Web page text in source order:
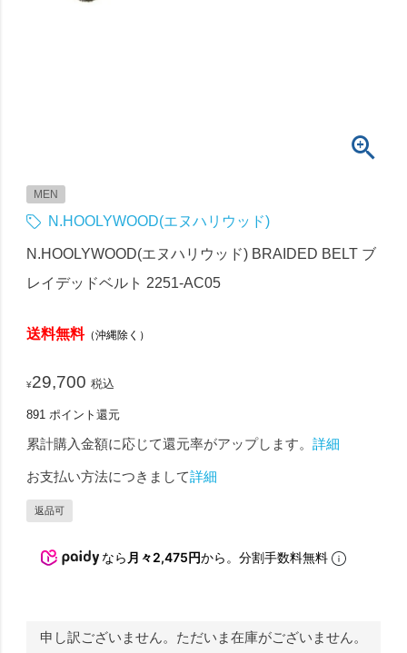
MEN
N.HOOLYWOOD(エヌハリウッド)
N.HOOLYWOOD(エヌハリウッド) BRAIDED BELT ブ
レイデッドベルト 2251-AC05
送料無料（沖縄除く）
¥29,700 税込
891 ポイント還元
累計購入金額に応じて還元率がアップします。詳細
お支払い方法につきまして詳細
返品可
なら 月々2,475円から。分割手数料無料
申し訳ございません。ただいま在庫がございません。